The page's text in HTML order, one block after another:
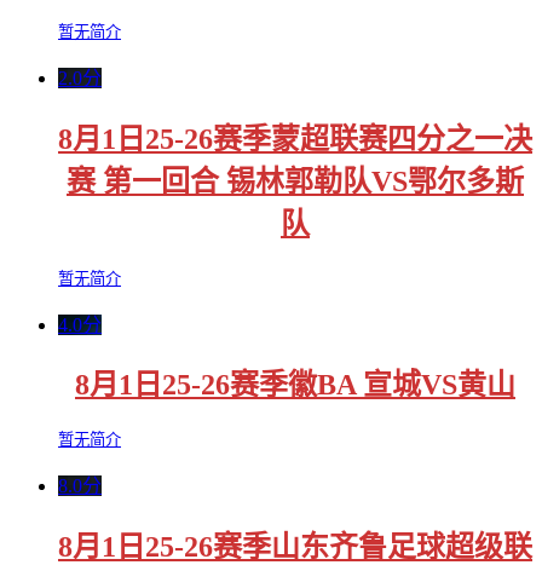
暂无简介
2.0分
8月1日25-26赛季蒙超联赛四分之一决
赛 第一回合 锡林郭勒队VS鄂尔多斯
队
暂无简介
4.0分
8月1日25-26赛季徽BA 宣城VS黄山
暂无简介
8.0分
8月1日25-26赛季山东齐鲁足球超级联